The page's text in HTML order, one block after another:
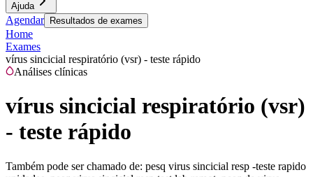
Ajuda
Agendar Resultados de exames
Home
Exames
vírus sincicial respiratório (vsr) - teste rápido
Análises clínicas
vírus sincicial respiratório (vsr)
- teste rápido
Também pode ser chamado de: pesq virus sincicial resp -teste rapido